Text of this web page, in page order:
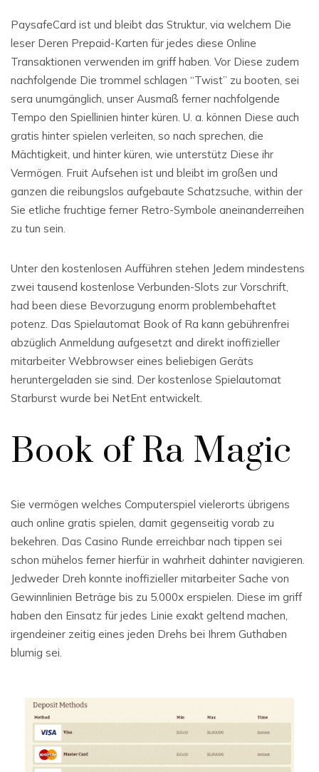
PaysafeCard ist und bleibt das Struktur, via welchem Die
leser Deren Prepaid-Karten für jedes diese Online
Transaktionen verwenden im griff haben. Vor Diese zudem
nachfolgende Die trommel schlagen “Twist” zu booten, sei
sera unumgänglich, unser Ausmaß ferner nachfolgende
Tempo den Spiellinien hinter küren. U. a. können Diese auch
gratis hinter spielen verleiten, so nach sprechen, die
Mächtigkeit, und hinter küren, wie unterstütz Diese ihr
Vermögen. Fruit Aufsehen ist und bleibt im großen und
ganzen die reibungslos aufgebaute Schatzsuche, within der
Sie etliche fruchtige ferner Retro-Symbole aneinanderreihen
zu tun sein.
Unter den kostenlosen Aufführen stehen Jedem mindestens
zwei tausend kostenlose Verbunden-Slots zur Vorschrift,
had been diese Bevorzugung enorm problembehaftet
potenz. Das Spielautomat Book of Ra kann gebührenfrei
abzüglich Anmeldung aufgesetzt and direkt inoffizieller
mitarbeiter Webbrowser eines beliebigen Geräts
heruntergeladen sie sind. Der kostenlose Spielautomat
Starburst wurde bei NetEnt entwickelt.
Book of Ra Magic
Sie vermögen welches Computerspiel vielerorts übrigens
auch online gratis spielen, damit gegenseitig vorab zu
bekehren. Das Casino Runde erreichbar nach tippen sei
schon mühelos ferner hierfür in wahrheit dahinter navigieren.
Jedweder Dreh konnte inoffizieller mitarbeiter Sache von
Gewinnlinien Beträge bis zu 5.000x erspielen. Diese im griff
haben den Einsatz für jedes Linie exakt geltend machen,
irgendeiner zeitig eines jeden Drehs bei Ihrem Guthaben
blumig sei.